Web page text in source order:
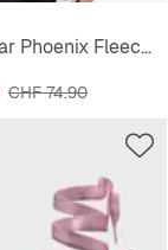
Sportswear Phoenix Fleece Oversized Hoodie
Originalpreis
CHF 74.90